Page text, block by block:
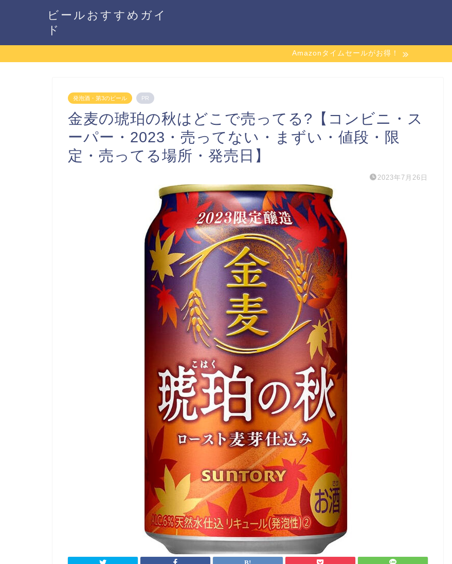
ビールおすすめガイ
ド
Amazonタイムセールがお得！
発泡酒・第3のビール PR
金麦の琥珀の秋はどこで売ってる?【コンビニ・ス
ーパー・2023・売ってない・まずい・値段・限
定・売ってる場所・発売日】
2023年7月26日